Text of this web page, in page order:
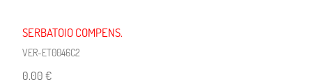
SERBATOIO COMPENS.
VER-ET0046C2
0,00 €